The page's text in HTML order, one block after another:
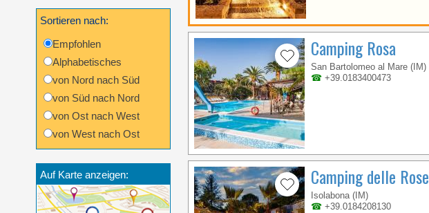
Sortieren nach:
Empfohlen
Alphabetisches
von Nord nach Süd
von Süd nach Nord
von Ost nach West
von West nach Ost
Auf Karte anzeigen:
Camping Rosa
San Bartolomeo al Mare (IM)
☎ +39.0183400473
Camping delle Rose
Isolabona (IM)
☎ +39.0184208130